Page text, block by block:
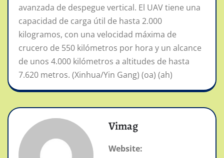
avanzada de despegue vertical. El UAV tiene una
capacidad de carga útil de hasta 2.000
kilogramos, con una velocidad máxima de
crucero de 550 kilómetros por hora y un alcance
de unos 4.000 kilómetros a altitudes de hasta
7.620 metros. (Xinhua/Yin Gang) (oa) (ah)
Vimag
Website: